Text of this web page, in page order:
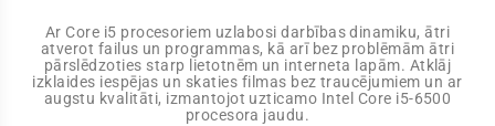
Ar Core i5 procesoriem uzlabosi darbības dinamiku, ātri
atverot failus un programmas, kā arī bez problēmām ātri
pārslēdzoties starp lietotnēm un interneta lapām. Atklāj
izklaides iespējas un skaties filmas bez traucējumiem un ar
augstu kvalitāti, izmantojot uzticamo Intel Core i5-6500
procesora jaudu.